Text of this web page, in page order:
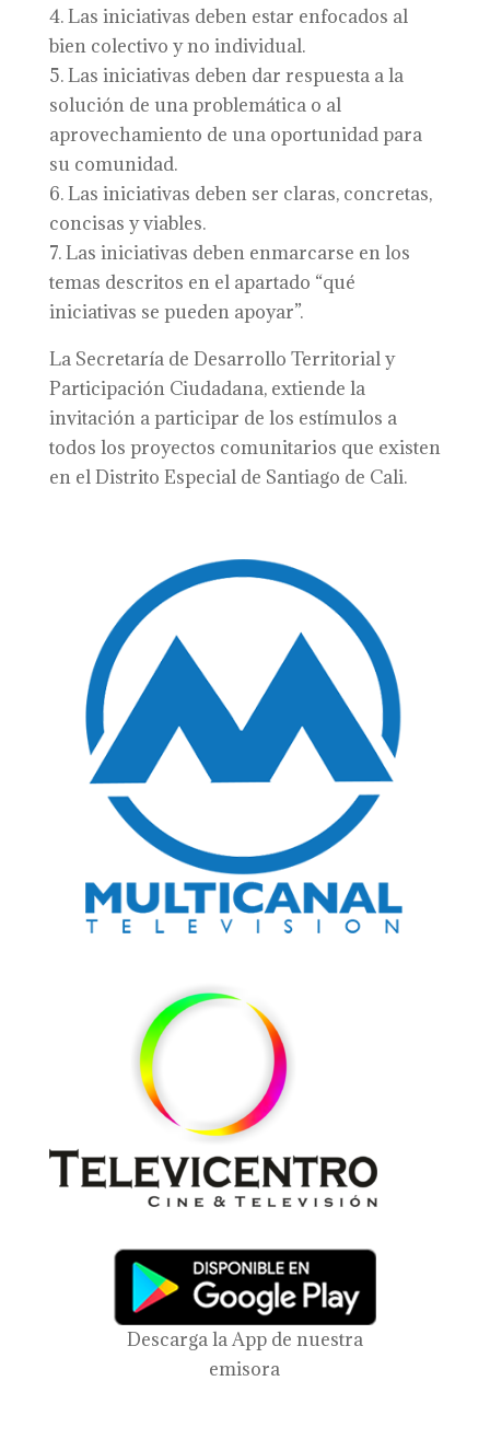
4. Las iniciativas deben estar enfocados al
bien colectivo y no individual.
5. Las iniciativas deben dar respuesta a la
solución de una problemática o al
aprovechamiento de una oportunidad para
su comunidad.
6. Las iniciativas deben ser claras, concretas,
concisas y viables.
7. Las iniciativas deben enmarcarse en los
temas descritos en el apartado “qué
iniciativas se pueden apoyar”.
La Secretaría de Desarrollo Territorial y
Participación Ciudadana, extiende la
invitación a participar de los estímulos a
todos los proyectos comunitarios que existen
en el Distrito Especial de Santiago de Cali.
Descarga la App de nuestra
emisora